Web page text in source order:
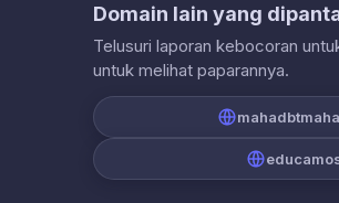
Domain lain yang
Telusuri laporan kebocoran
untuk melihat paparannya.